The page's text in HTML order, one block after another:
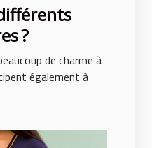
?
de charme à
également à